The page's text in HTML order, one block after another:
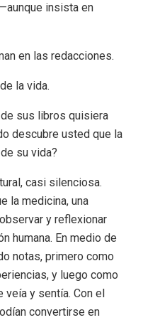
insista en
en las redacciones.
la vida.
sus libros quisiera
descubre usted que la
su vida?
casi silenciosa.
la medicina, una
y reflexionar
humana. En medio de
notas, primero como
y luego como
y sentía. Con el
convertirse en